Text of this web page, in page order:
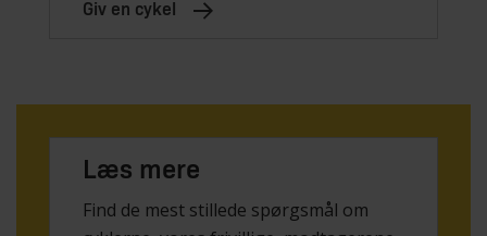
Giv en cykel
Læs mere
Find de mest stillede spørgsmål om